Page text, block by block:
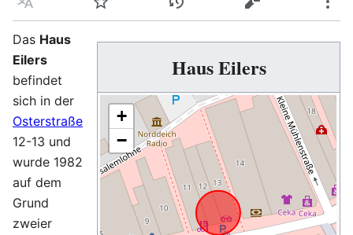
Sprache Beobachten Versionsgeschichte
Quelltext
Haus Eilers
+
−
Das Haus
Eilers
befindet
sich in der
Osterstraße
12-13 und
wurde 1982
auf dem
Grund
zweier